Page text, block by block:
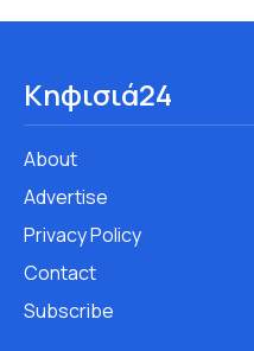
Κηφισιά24
About
Advertise
Privacy Policy
Contact
Subscribe